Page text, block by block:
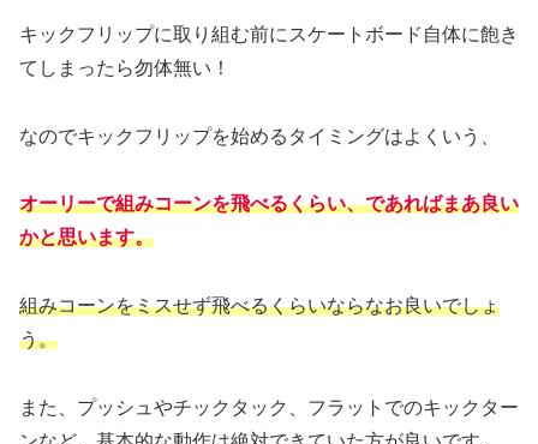
キックフリップに取り組む前にスケートボード自体に飽き
てしまったら勿体無い！
なのでキックフリップを始めるタイミングはよくいう、
オーリーで組みコーンを飛べるくらい、であればまあ良い
かと思います。
組みコーンをミスせず飛べるくらいならなお良いでしょ
う。
また、プッシュやチックタック、フラットでのキックター